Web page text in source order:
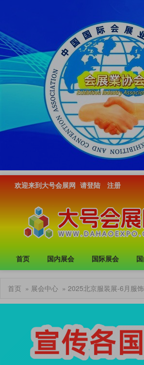
欢迎来到大号会展网 请登陆 注册
首页 国内展会 国际展会
首页 » 展会中心 » 2025北京服装展-6月服